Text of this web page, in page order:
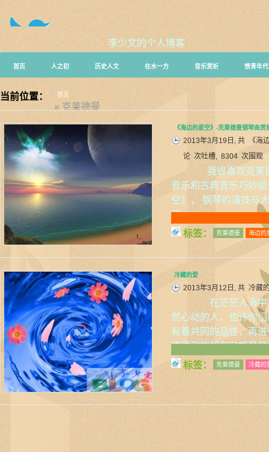
李少文的个人博客
首页 人之初 历史人文 在水一方 音乐赏析 愤青年代
当前位置： 首页
» 克莱德曼
《海边的星空》-克莱德曼钢琴曲赏
2013年3月19日, 共
《海
论 次吐槽, 8304 次围观
我很喜欢克莱
音乐和古典音乐巧妙
空》， 钢琴的演技与
了……
标签：
克莱德曼 海边的
冷藏的爱
2013年3月12日, 共 冷藏
在茫茫人海中
然心动的人，也许你
有着共同的品性，再
难碰到的却有可能是
标签：
克莱德曼 冷藏的